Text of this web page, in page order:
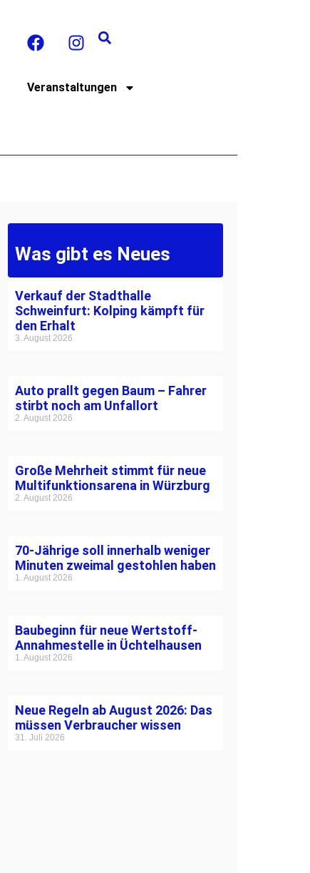
Veranstaltungen
Was gibt es Neues
Verkauf der Stadthalle
Schweinfurt: Kolping kämpft für
den Erhalt
3. August 2026
Auto prallt gegen Baum – Fahrer
stirbt noch am Unfallort
2. August 2026
Große Mehrheit stimmt für neue
Multifunktionsarena in Würzburg
2. August 2026
70-Jährige soll innerhalb weniger
Minuten zweimal gestohlen haben
1. August 2026
Baubeginn für neue Wertstoff-
Annahmestelle in Üchtelhausen
1. August 2026
Neue Regeln ab August 2026: Das
müssen Verbraucher wissen
31. Juli 2026